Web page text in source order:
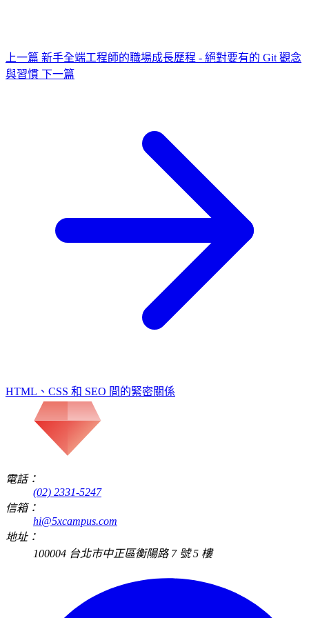
上一篇 新手全端工程師的職場成長歷程 - 絕對要有的 Git 觀念
與習慣 下一篇
HTML、CSS 和 SEO 間的緊密關係
電話：
(02) 2331-5247
信箱：
hi@5xcampus.com
地址：
100004 台北市中正區衡陽路 7 號 5 樓